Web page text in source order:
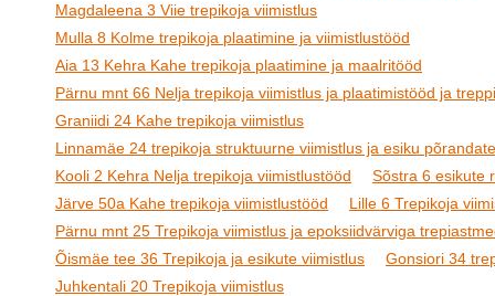
Magdaleena 3 Viie trepikoja viimistlus
Mulla 8 Kolme trepikoja plaatimine ja viimistlustööd
Aia 13 Kehra Kahe trepikoja plaatimine ja maalritööd
Pärnu mnt 66 Nelja trepikoja viimistlus ja plaatimistööd ja
Graniidi 24 Kahe trepikoja viimistlus
Linnamäe 24 trepikoja struktuurne viimistlus ja esiku
Kooli 2 Kehra Nelja trepikoja viimistlustööd
Sõstra 6 esikute
Järve 50a Kahe trepikoja viimistlustööd
Lille 6 Trepikoja
Pärnu mnt 25 Trepikoja viimistlus ja epoksiidvärviga
Õismäe tee 36 Trepikoja ja esikute viimistlus
Gonsiori 34
Juhkentali 20 Trepikoja viimistlus